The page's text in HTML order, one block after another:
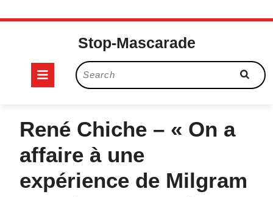
Skip
Stop-Mascarade
Open
Search
for:
René Chiche – « On a
affaire à une
expérience de Milgram